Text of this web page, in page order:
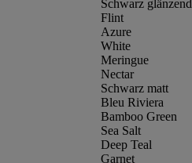
Schwarz glänzend
Flint
Azure
White
Meringue
Nectar
Schwarz matt
Bleu Riviera
Bamboo Green
Sea Salt
Deep Teal
Garnet